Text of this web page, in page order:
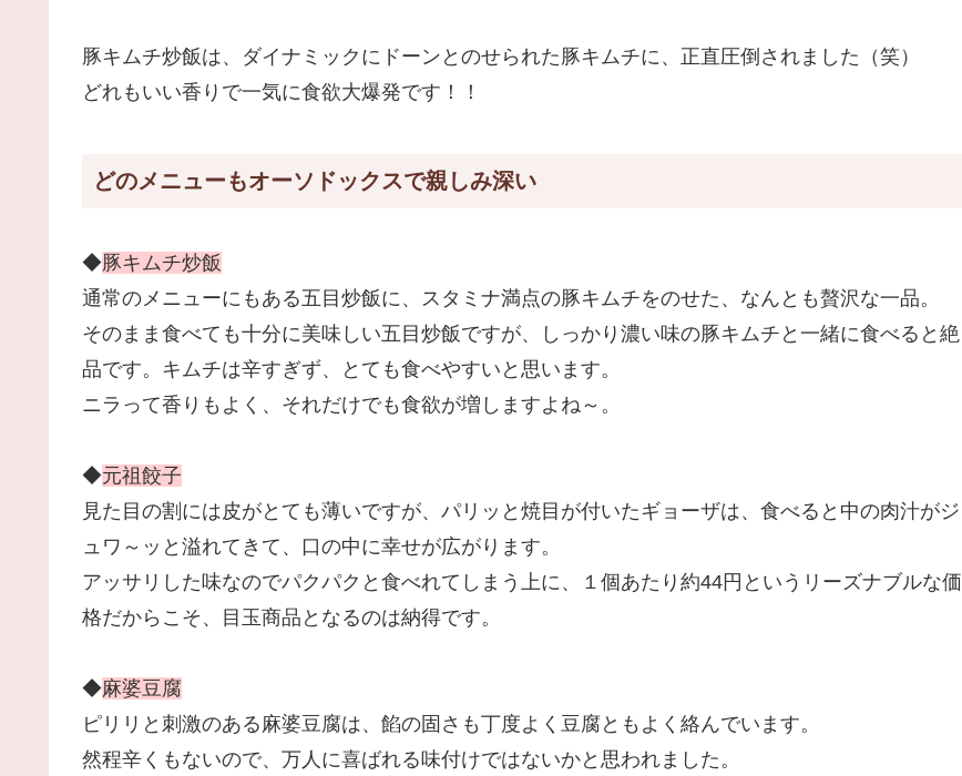
豚キムチ炒飯は、ダイナミックにドーンとのせられた豚キムチに、正直圧倒されました（笑）
どれもいい香りで一気に食欲大爆発です！！
どのメニューもオーソドックスで親しみ深い
◆豚キムチ炒飯
通常のメニューにもある五目炒飯に、スタミナ満点の豚キムチをのせた、なんとも贅沢な一品。
そのまま食べても十分に美味しい五目炒飯ですが、しっかり濃い味の豚キムチと一緒に食べると絶
品です。キムチは辛すぎず、とても食べやすいと思います。
ニラって香りもよく、それだけでも食欲が増しますよね～。
◆元祖餃子
見た目の割には皮がとても薄いですが、パリッと焼目が付いたギョーザは、食べると中の肉汁がジ
ュワ～ッと溢れてきて、口の中に幸せが広がります。
アッサリした味なのでパクパクと食べれてしまう上に、１個あたり約44円というリーズナブルな価
格だからこそ、目玉商品となるのは納得です。
◆麻婆豆腐
ピリリと刺激のある麻婆豆腐は、餡の固さも丁度よく豆腐ともよく絡んでいます。
然程辛くもないので、万人に喜ばれる味付けではないかと思われました。